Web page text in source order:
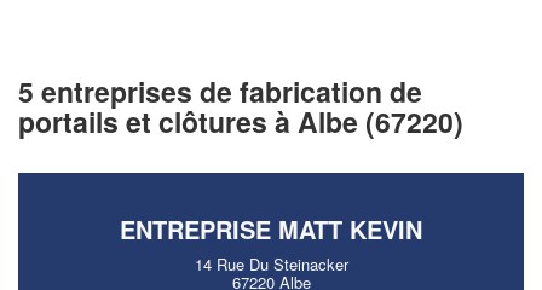
5 entreprises de fabrication de
portails et clôtures à Albe (67220)
ENTREPRISE MATT KEVIN
14 Rue Du Steinacker
67220 Albe